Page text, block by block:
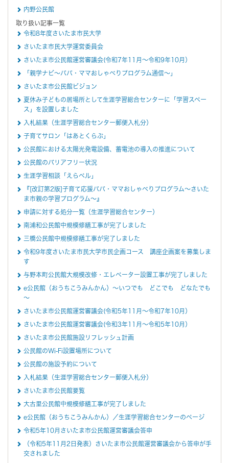
内野公民館
取り扱い記事一覧
令和8年度さいたま市民大学
さいたま市民大学運営委員会
さいたま市公民館運営審議会(令和7年11月～令和9年10月）
「親学ナビ～パパ・ママおしゃべりプログラム通信～」
さいたま市公民館ビジョン
夏休み子どもの居場所として生涯学習総合センターに「学習スペー
ス」を設置しました
入札結果（生涯学習総合センター郵便入札分）
子育てサロン「はあとくらぶ」
公民館における太陽光発電設備、蓄電池の導入の推進について
公民館のバリアフリー状況
生涯学習相談「えらベル」
『[改訂第2版]子育て応援パパ・ママおしゃべりプログラム～さいた
ま市親の学習プログラム～』
申請に対する処分一覧（生涯学習総合センター）
南浦和公民館中規模修繕工事が完了しました
三橋公民館中規模修繕工事が完了しました
令和9年度さいたま市民大学市民企画コース 講座企画案を募集しま
す
与野本町公民館大規模改修・エレベーター設置工事が完了しました
e公民館（おうちこうみんかん）～いつでも どこでも どなたでも
～
さいたま市公民館運営審議会(令和5年11月～令和7年10月）
さいたま市公民館運営審議会(令和3年11月～令和5年10月）
さいたま市公民館施設リフレッシュ計画
公民館のWi-Fi設置場所について
公民館の施設予約について
入札結果（生涯学習総合センター郵便入札分）
さいたま市公民館要覧
大古里公民館中規模修繕工事が完了しました
e公民館（おうちこうみんかん）／生涯学習総合センターのページ
令和5年10月さいたま市公民館運営審議会答申
（令和5年11月2日発表）さいたま市公民館運営審議会から答申が手
交されました